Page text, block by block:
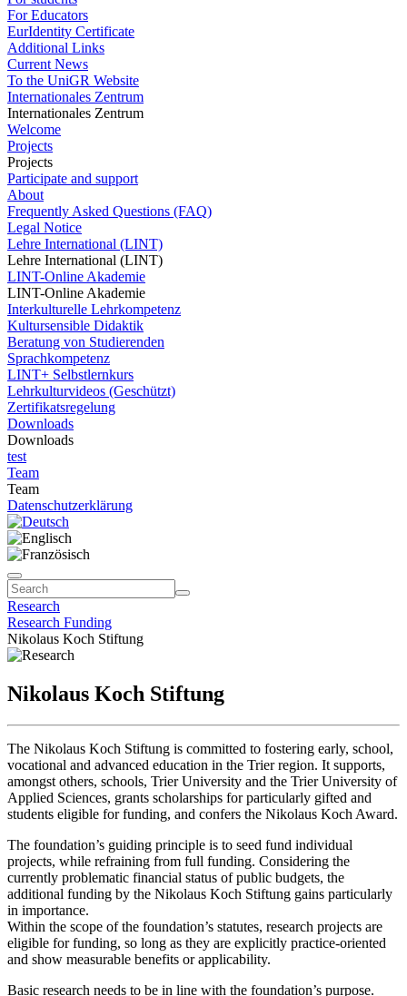
For Educators
EurIdentity Certificate
Additional Links
Current News
To the UniGR Website
Internationales Zentrum
Internationales Zentrum
Welcome
Projects
Projects
Participate and support
About
Frequently Asked Questions (FAQ)
Legal Notice
Lehre International (LINT)
Lehre International (LINT)
LINT-Online Akademie
LINT-Online Akademie
Interkulturelle Lehrkompetenz
Kultursensible Didaktik
Beratung von Studierenden
Sprachkompetenz
LINT+ Selbstlernkurs
Lehrkulturvideos (Geschützt)
Zertifikatsregelung
Downloads
Downloads
test
Team
Team
Datenschutzerklärung
Research
Research Funding
Nikolaus Koch Stiftung
Nikolaus Koch Stiftung
The Nikolaus Koch Stiftung is committed to fostering early, school,
vocational and advanced education in the Trier region. It supports,
amongst others, schools, Trier University and the Trier University of
Applied Sciences, grants scholarships for particularly gifted and
students eligible for funding, and confers the Nikolaus Koch Award.
The foundation’s guiding principle is to seed fund individual
projects, while refraining from full funding. Considering the
currently problematic financial status of public budgets, the
additional funding by the Nikolaus Koch Stiftung gains particularly
in importance.
Within the scope of the foundation’s statutes, research projects are
eligible for funding, so long as they are explicitly practice-oriented
and show measurable benefits or applicability.
Basic research needs to be in line with the foundation’s purpose.